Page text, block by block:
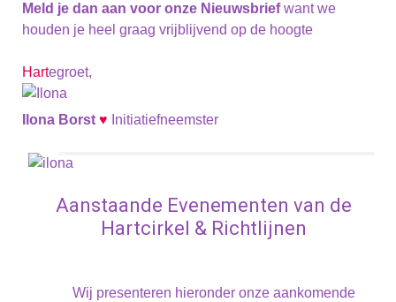
Meld je dan aan voor onze Nieuwsbriefwant we
houden je heel graag vrijblijvend op de hoogte
Hartegroet,
Ilona Borst ♥ Initiatiefneemster
Aanstaande Evenementen van de
Hartcirkel & Richtlijnen
Wij presenteren hieronder onze aankomende